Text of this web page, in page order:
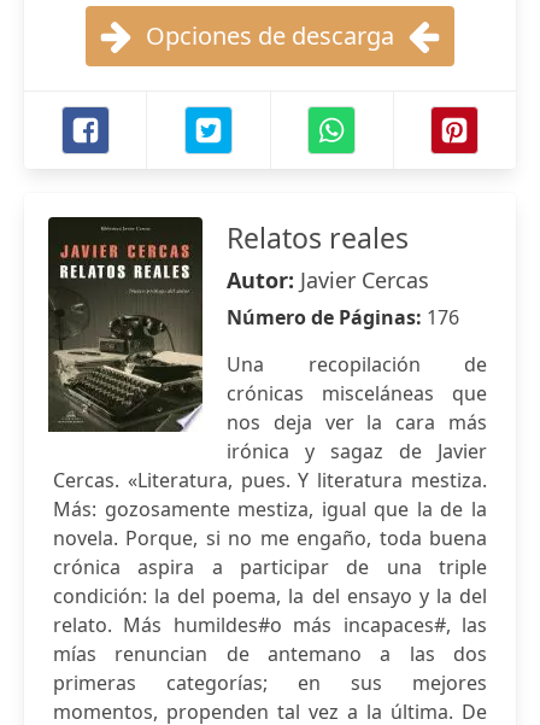
Opciones de descarga
Relatos reales
Autor: Javier Cercas
Número de Páginas: 176
Una recopilación de
crónicas misceláneas que
nos deja ver la cara más
irónica y sagaz de Javier
Cercas. «Literatura, pues. Y literatura mestiza.
Más: gozosamente mestiza, igual que la de la
novela. Porque, si no me engaño, toda buena
crónica aspira a participar de una triple
condición: la del poema, la del ensayo y la del
relato. Más humildes#o más incapaces#, las
mías renuncian de antemano a las dos
primeras categorías; en sus mejores
momentos, propenden tal vez a la última. De